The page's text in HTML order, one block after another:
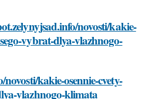
novosti/kakie-
vybrat-dlya-vlazhnogo-
kakie-osennie-cvety-
vlazhnogo-klimata